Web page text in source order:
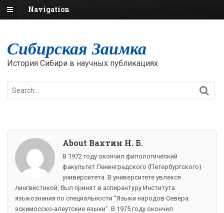
Navigation
Сибирская Заимка
История Сибири в научных публикациях
About Вахтин Н. Б.
В 1972 году окончил филологический
факультет Ленинградского (Петербургского)
университета. В университете увлекся
лингвистикой, был принят в аспирантуру Института
языкознания по специальности “Языки народов Севера:
эскимосско-алеутские языки”. В 1975 году окончил